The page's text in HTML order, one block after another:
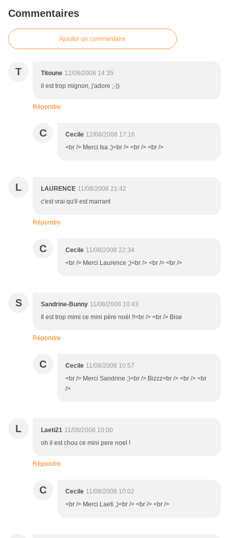
Commentaires
Ajouter un commentaire
T Titoune 12/08/2008 14:35
il est trop mignon, j'adore ;-))
Répondre
C Cecile 12/08/2008 17:16
<br /> Merci Isa ;)<br /> <br /> <br />
L LAURENCE 11/08/2008 21:42
c'est vrai qu'il est marrant
Répondre
C Cecile 11/08/2008 22:34
<br /> Merci Laurence ;)<br /> <br /> <br />
S Sandrine-Bunny 11/08/2008 10:43
Il est trop mimi ce mini père noël !!<br /> <br /> Bise
Répondre
C Cecile 11/08/2008 10:57
<br /> Merci Sandrine ;)<br /> Bizzz<br /> <br /> <br
/>
L Laeti21 11/08/2008 10:00
oh il est chou ce mini pere noel !
Répondre
C Cecile 11/08/2008 10:02
<br /> Merci Laeti ;)<br /> <br /> <br />